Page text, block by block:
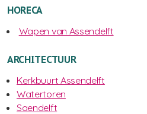
HORECA
Wapen van Assendelft
ARCHITECTUUR
Kerkbuurt Assendelft
Watertoren
Saendelft